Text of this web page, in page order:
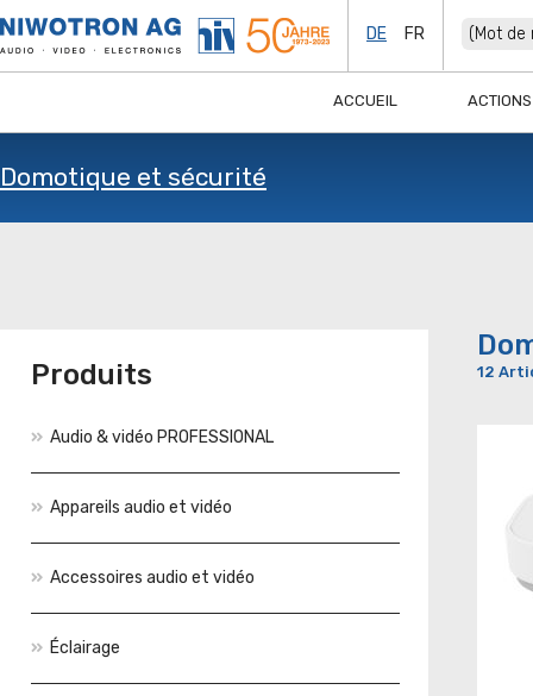
DE FR
ACCUEIL ACTIONS
Domotique et sécurité
Produits
Audio & vidéo PROFESSIONAL
Appareils audio et vidéo
Accessoires audio et vidéo
Éclairage
12